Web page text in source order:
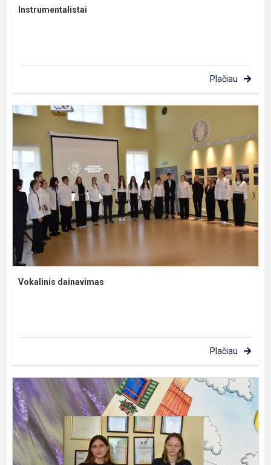
Instrumentalistai
Plačiau
Vokalinis dainavimas
Plačiau